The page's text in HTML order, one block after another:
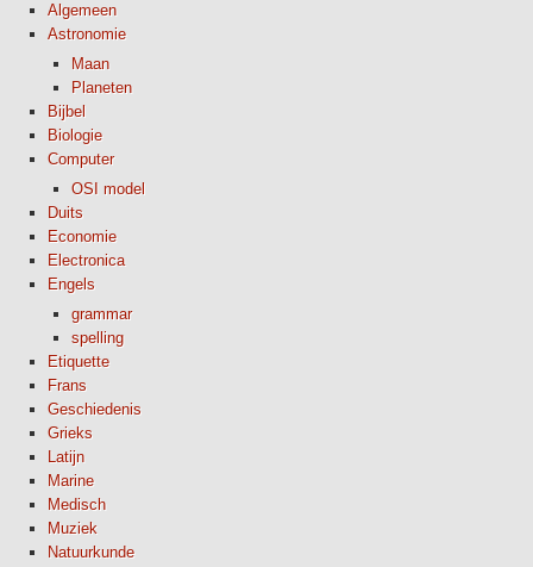
Algemeen
Astronomie
Maan
Planeten
Bijbel
Biologie
Computer
OSI model
Duits
Economie
Electronica
Engels
grammar
spelling
Etiquette
Frans
Geschiedenis
Grieks
Latijn
Marine
Medisch
Muziek
Natuurkunde